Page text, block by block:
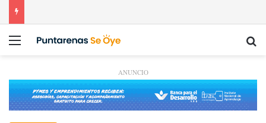
Menú
ANUNCIO